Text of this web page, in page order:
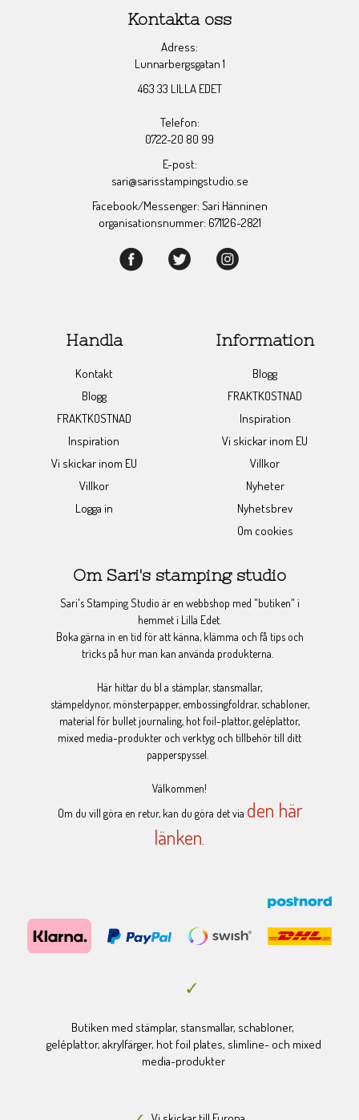
Kontakta oss
Adress:
Lunnarbergsgatan 1
463 33 LILLA EDET
Telefon:
0722-20 80 99
E-post:
sari@sarisstampingstudio.se
Facebook/Messenger: Sari Hänninen
organisationsnummer: 671126-2821
Handla
Kontakt
Blogg
FRAKTKOSTNAD
Inspiration
Vi skickar inom EU
Villkor
Logga in
Information
Blogg
FRAKTKOSTNAD
Inspiration
Vi skickar inom EU
Villkor
Nyheter
Nyhetsbrev
Om cookies
Om Sari's stamping studio
Sari's Stamping Studio är en webbshop med "butiken" i
hemmet i Lilla Edet.
Boka gärna in en tid för att känna, klämma och få tips och
tricks på hur man kan använda produkterna.
Här hittar du bl a stämplar, stansmallar,
stämpeldynor, mönsterpapper, embossingfoldrar, schabloner,
material för bullet journaling, hot foil-plattor, geléplattor,
mixed media-produkter och verktyg och tillbehör till ditt
papperspyssel.
Välkommen!
Om du vill göra en retur, kan du göra det via den här
länken.
Butiken med stämplar, stansmallar, schabloner,
geléplattor, akrylfärger, hot foil plates, slimline- och mixed
media-produkter